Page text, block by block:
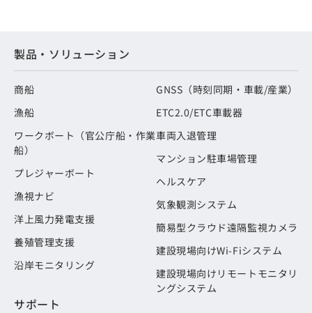
製品・ソリューション
商船
漁船
ワークボート（官公庁船・作業
船）
プレジャーボート
漁視ナビ
洋上風力発電支援
養殖管理支援
沿岸モニタリング
GNSS（時刻同期・車載/産業）
ETC2.0/ETC車載器
車両入退管理
マンション駐車場管理
ヘルスケア
気象観測システム
簡易型クラウド遠隔監視カメラ
建設現場向けWi-Fiシステム
建設現場向けリモートモニタリ
ングシステム
サポート